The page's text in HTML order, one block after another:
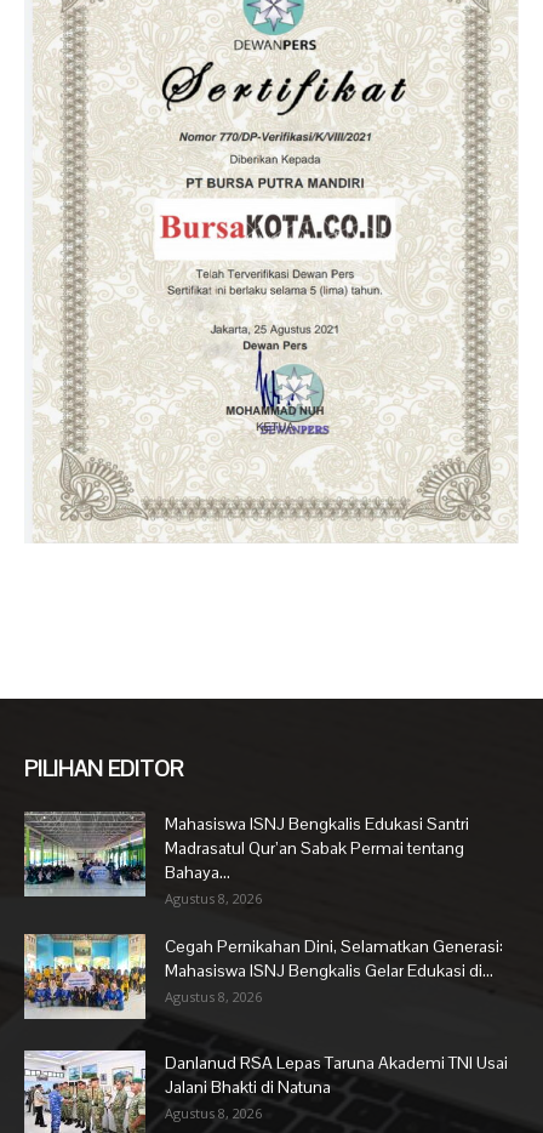
PILIHAN EDITOR
Mahasiswa ISNJ Bengkalis Edukasi Santri
Madrasatul Qur’an Sabak Permai tentang
Bahaya...
Agustus 8, 2026
Cegah Pernikahan Dini, Selamatkan Generasi:
Mahasiswa ISNJ Bengkalis Gelar Edukasi di...
Agustus 8, 2026
Danlanud RSA Lepas Taruna Akademi TNI Usai
Jalani Bhakti di Natuna
Agustus 8, 2026